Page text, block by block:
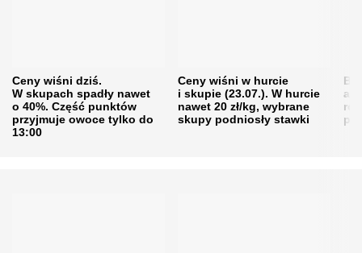
Ceny wiśni dziś.
W skupach spadły nawet
o 40%. Część punktów
przyjmuje owoce tylko do
13:00
Ceny wiśni w hurcie
i skupie (23.07.). W hurcie
nawet 20 zł/kg, wybrane
skupy podniosły stawki